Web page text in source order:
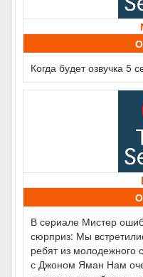
Когда будет озвучка 5
В сериале Мистер
сюрприз: Мы
ребят из молодежного
с Джоном Яман Нам